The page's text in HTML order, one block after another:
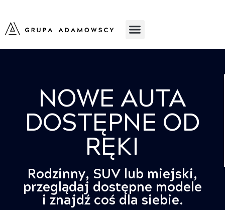
NOWE AUTA
DOSTĘPNE OD
RĘKI
Rodzinny, SUV lub miejski,
przeglądaj dostępne modele
i znajdź coś dla siebie.